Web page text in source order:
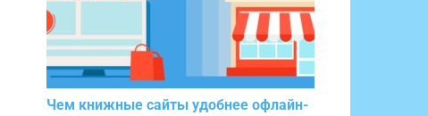
Чем книжные сайты удобнее офлайн-